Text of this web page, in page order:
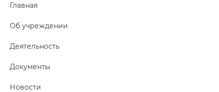
Главная
Об учреждении
Деятельность
Документы
Новости